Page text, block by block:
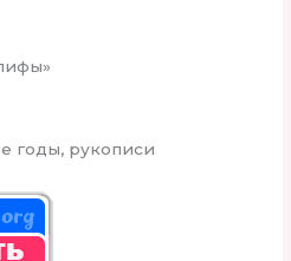
годы, рукописи